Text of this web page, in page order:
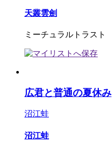
天叢雲劍
ミーチュラルトラスト
広君と普通の夏休み
沼江蛙
沼江蛙